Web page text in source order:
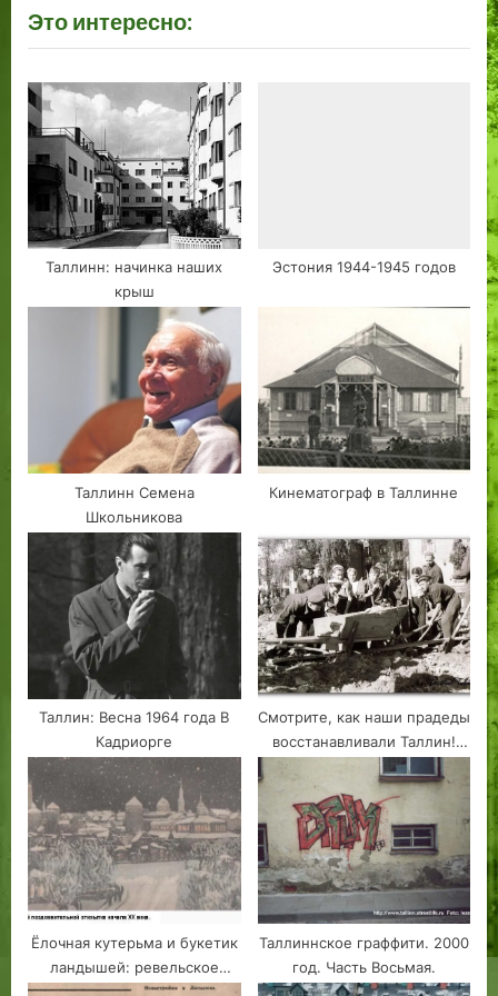
o
u
s
P
o
s
:
t
P
o
s
t
:
Это интересно:
Таллинн: начинка наших
крыш
Эстония 1944-1945 годов
Таллинн Семена
Школьникова
Кинематограф в Таллинне
Таллин: Весна 1964 года В
Кадриорге
Смотрите, как наши прадеды
восстанавливали Таллин!
Лето 1947 или 1948 года.
Ёлочная кутерьма и букетик
ландышей: ревельское
Рождество вековой
Таллиннское граффити. 2000
год. Часть Восьмая.